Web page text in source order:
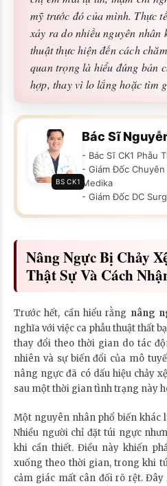
mỹ trước đó của mình. Thực
xảy ra do nhiều nguyên nhân
thuật thực hiện đến cách
quan trọng là hiểu đúng bản
hợp, thay vì lo lắng hoặc tìm
BS CK1
Bác Sĩ
- Bác Sĩ CK1 Phẫu
- Giám Đốc
Medika
- Giám Đốc DC
Nâng Ngực Bị Chảy
Thật Sự Và Cách
Trước hết, cần hiểu rằng nâng
nghĩa với việc ca phẫu thuật thất
thay đổi theo thời gian do tác
nhiên và sự biến đổi của mô
nâng ngực đã có dấu hiệu chảy
sau một thời gian tình trạng này
Một nguyên nhân phổ biến khác
Nhiều người chỉ đặt túi ngực
khi cần thiết. Điều này khiến
xuống theo thời gian, trong khi
cảm giác mất cân đối rõ rệt.